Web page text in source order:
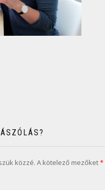
közzé. A kötelező mezőket*